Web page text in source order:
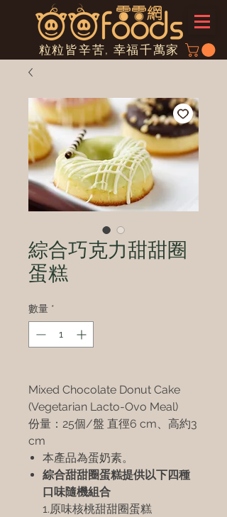
粒粒皆辛苦, 幸福千萬家
綜合巧克力甜甜圈
蛋糕
數量 *
Mixed Chocolate Donut Cake
(Vegetarian Lacto-Ovo Meal)
份量：25個/盤 直徑6 cm、高約3
cm
本產品為蛋奶素。
綜合甜甜圈蛋糕提供以下四種
口味隨機組合
1.原味核桃甜甜圈蛋糕